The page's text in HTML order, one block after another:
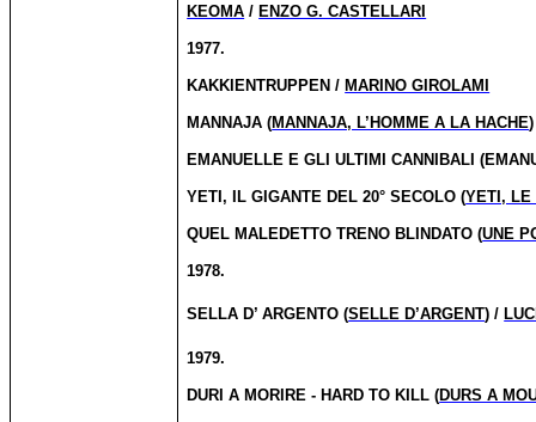
KEOMA / ENZO G. CASTELLARI
1977.
KAKKIENTRUPPEN / MARINO GIROLAMI
MANNAJA (MANNAJA, L’HOMME A LA HACHE
EMANUELLE E GLI ULTIMI CANNIBALI
YETI, IL GIGANTE DEL 20° SECOLO (YETI, LE
QUEL MALEDETTO TRENO BLINDATO (UNE
1978.
SELLA D’ ARGENTO (SELLE D’ARGENT) /
1979.
DURI A MORIRE - HARD TO KILL (DURS A